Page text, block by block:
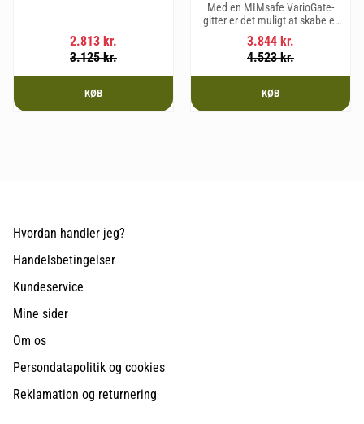
2.813 kr.
3.125kr.
KØB
Med en MIMsafe VarioGate-
gitter er det muligt at skabe et
aflukket område i hele
bagagerummet, som kan
bruges til transport af hunde
eller gods.
3.844 kr.
4.523kr.
KØB
Hvordan handler jeg?
Handelsbetingelser
Kundeservice
Mine sider
Om os
Persondatapolitik og cookies
Reklamation og returnering